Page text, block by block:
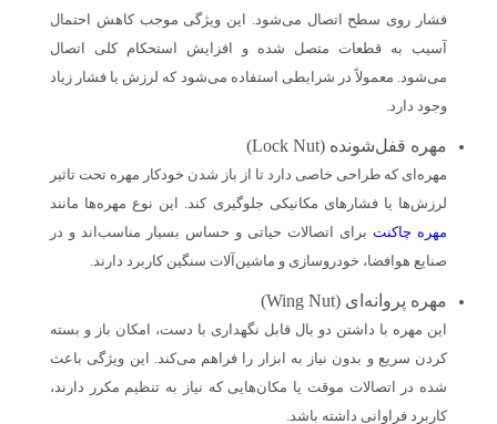
فشار روی سطح اتصال می‌شود. این ویژگی موجب کاهش احتمال
آسیب به قطعات متصل شده و افزایش استحکام کلی اتصال
می‌شود. معمولاً در شرایطی استفاده می‌شود که لرزش یا فشار زیاد
وجود دارد.
مهره قفل‌شونده (Lock Nut)
مهره‌ای که طراحی خاصی دارد تا از باز شدن خودکار مهره تحت تاثیر
لرزش‌ها یا فشارهای مکانیکی جلوگیری کند. این نوع مهره‌ها مانند
مهره چاکنت برای اتصالات حیاتی و حساس بسیار مناسب‌اند و در
صنایع هوافضا، خودروسازی و ماشین‌آلات سنگین کاربرد دارند.
مهره پروانه‌ای (Wing Nut)
این مهره با داشتن دو بال قابل نگهداری با دست، امکان باز و بسته
کردن سریع و بدون نیاز به ابزار را فراهم می‌کند. این ویژگی باعث
شده در اتصالات موقت یا مکان‌هایی که نیاز به تنظیم مکرر دارند،
کاربرد فراوانی داشته باشد.